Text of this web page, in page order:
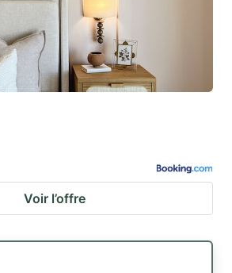
Voir l’offre